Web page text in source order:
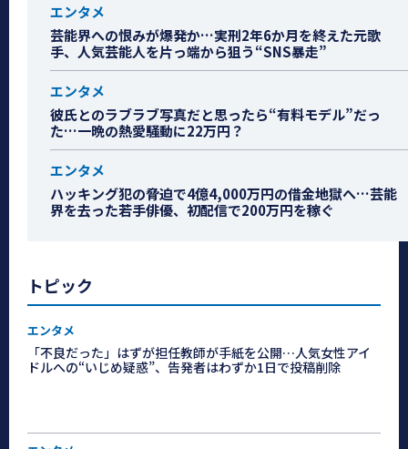
エンタメ
芸能界への恨みが爆発か…実刑2年6か月を終えた元歌
手、人気芸能人を片っ端から狙う“SNS暴走”
エンタメ
彼氏とのラブラブ写真だと思ったら“有料モデル”だっ
た…一晩の熱愛騒動に22万円？
エンタメ
ハッキング犯の脅迫で4億4,000万円の借金地獄へ…芸能
界を去った若手俳優、初配信で200万円を稼ぐ
トピック
エンタメ
「不良だった」はずが担任教師が手紙を公開…人気女性アイ
ドルへの“いじめ疑惑”、告発者はわずか1日で投稿削除